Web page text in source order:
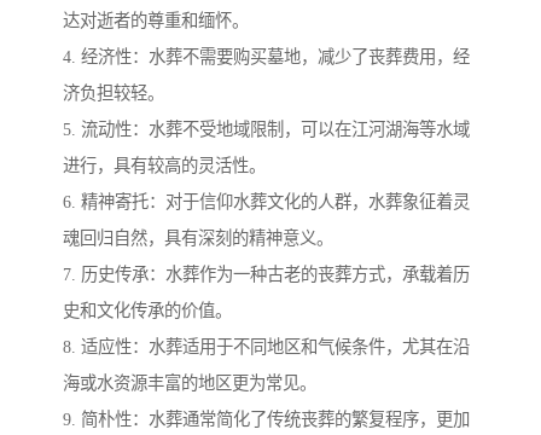
达对逝者的尊重和缅怀。
4. 经济性：水葬不需要购买墓地，减少了丧葬费用，经
济负担较轻。
5. 流动性：水葬不受地域限制，可以在江河湖海等水域
进行，具有较高的灵活性。
6. 精神寄托：对于信仰水葬文化的人群，水葬象征着灵
魂回归自然，具有深刻的精神意义。
7. 历史传承：水葬作为一种古老的丧葬方式，承载着历
史和文化传承的价值。
8. 适应性：水葬适用于不同地区和气候条件，尤其在沿
海或水资源丰富的地区更为常见。
9. 简朴性：水葬通常简化了传统丧葬的繁复程序，更加